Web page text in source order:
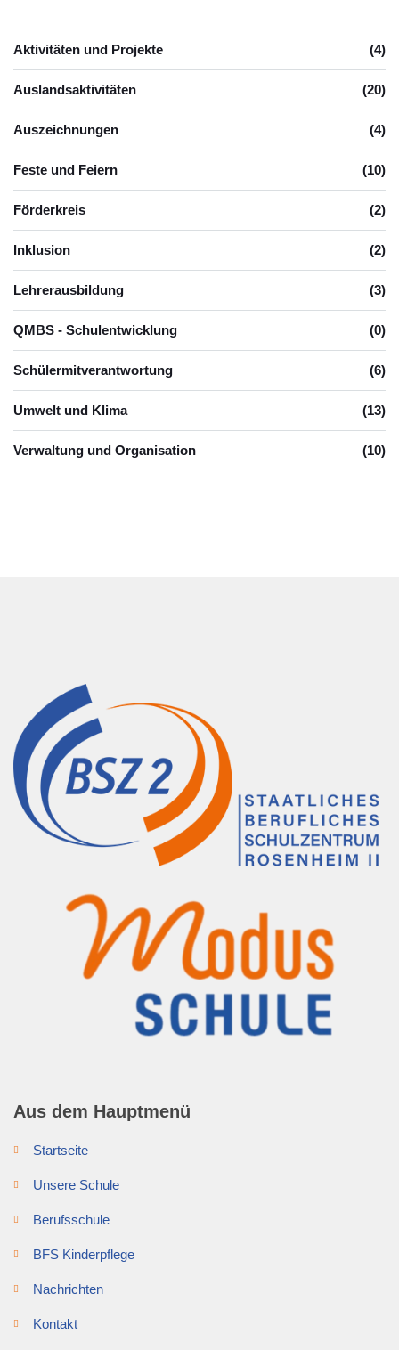
Aktivitäten und Projekte (4)
Auslandsaktivitäten (20)
Auszeichnungen (4)
Feste und Feiern (10)
Förderkreis (2)
Inklusion (2)
Lehrerausbildung (3)
QMBS - Schulentwicklung (0)
Schülermitverantwortung (6)
Umwelt und Klima (13)
Verwaltung und Organisation (10)
Aus dem Hauptmenü
Startseite
Unsere Schule
Berufsschule
BFS Kinderpflege
Nachrichten
Kontakt